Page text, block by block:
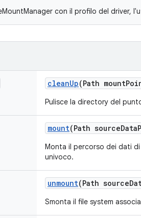
con il profilo del driver,
cleanUp(Path mount
Pulisce la directory del
mount(Path sourceData
Monta il percorso dei dati
univoco.
unmount(Path source
Smonta il file system